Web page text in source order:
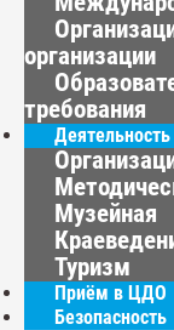
организации
требования
Деятельность
Музейная
Туризм
Приём в ЦДО
Безопасность